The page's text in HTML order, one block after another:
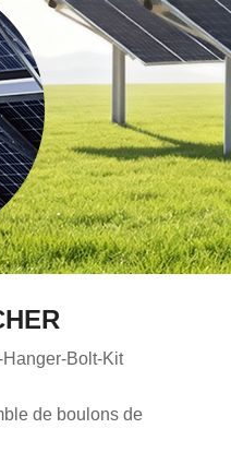
Hanger-Bolt-Kit
de boulons de